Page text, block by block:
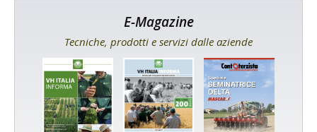
E-Magazine
Tecniche, prodotti e servizi dalle aziende